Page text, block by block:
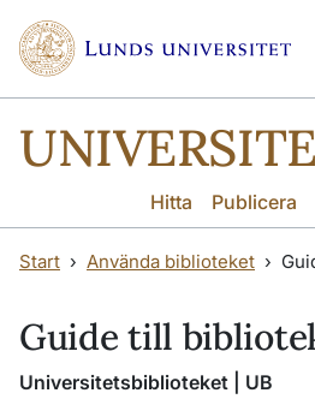
Hitta Publicera
Start Använda biblioteket
Guide till
Universitetsbiblioteket | UB